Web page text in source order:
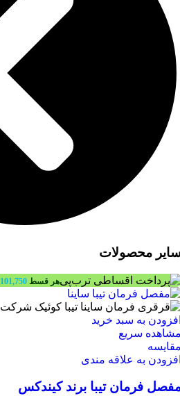
محصولات
هر قسط 101,750
به سبد خرید
سریع
به علاقه مندی
فرمان تیبا برند کیندکس